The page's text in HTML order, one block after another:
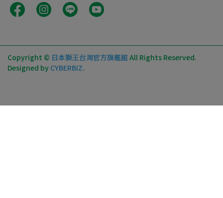
Copyright © 日本獅王台灣官方旗艦館All Rights Reserved.
Designed by CYBERBIZ.